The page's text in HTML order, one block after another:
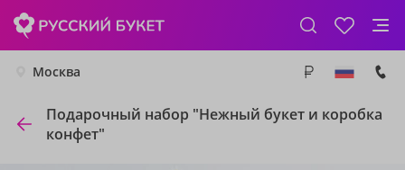
Москва
Подарочный набор "Нежный букет и коробка
конфет"